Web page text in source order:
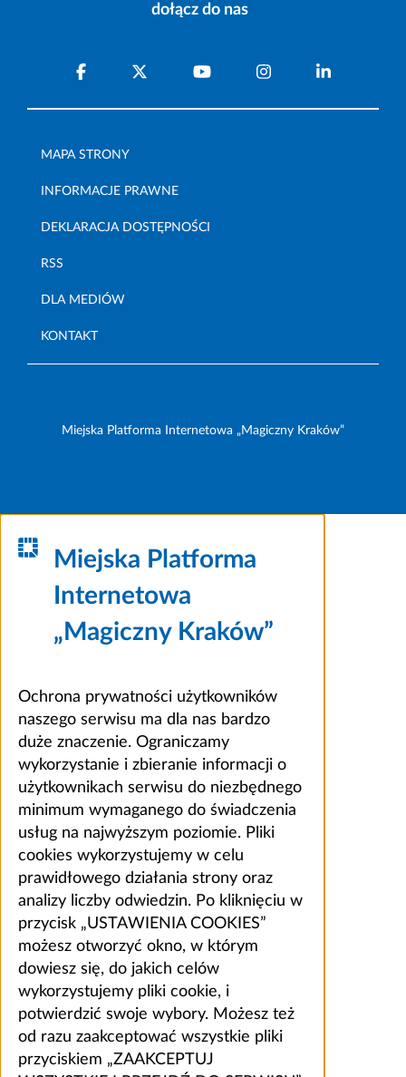
dołącz do nas
MAPA STRONY
INFORMACJE PRAWNE
DEKLARACJA DOSTĘPNOŚCI
RSS
DLA MEDIÓW
KONTAKT
Miejska Platforma Internetowa „Magiczny Kraków”
Miejska Platforma
Internetowa
„Magiczny Kraków”
Ochrona prywatności użytkowników
naszego serwisu ma dla nas bardzo
duże znaczenie. Ograniczamy
wykorzystanie i zbieranie informacji o
użytkownikach serwisu do niezbędnego
minimum wymaganego do świadczenia
usług na najwyższym poziomie. Pliki
cookies wykorzystujemy w celu
prawidłowego działania strony oraz
analizy liczby odwiedzin. Po kliknięciu w
przycisk „USTAWIENIA COOKIES”
możesz otworzyć okno, w którym
dowiesz się, do jakich celów
wykorzystujemy pliki cookie, i
potwierdzić swoje wybory. Możesz też
od razu zaakceptować wszystkie pliki
przyciskiem „ZAAKCEPTUJ